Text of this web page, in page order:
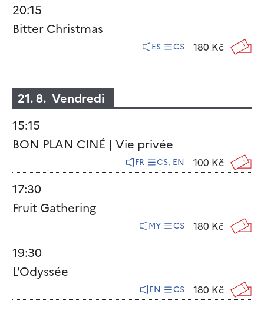
20:15
Bitter Christmas
ES CS 180 Kč
21. 8. Vendredi
15:15
BON PLAN CINÉ | Vie privée
FR CS, EN 100 Kč
17:30
Fruit Gathering
MY CS 180 Kč
19:30
L'Odyssée
EN CS 180 Kč